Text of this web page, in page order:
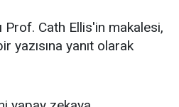
Prof. Cath Ellis'in makalesi,
yazısına yanıt olarak